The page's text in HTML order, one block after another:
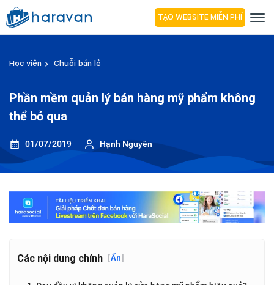
TẠO WEBSITE MIỄN PHÍ
Học viện Chuỗi bán lẻ
Phần mềm quản lý bán hàng mỹ phẩm không
thể bỏ qua
01/07/2019 Hạnh Nguyên
Các nội dung chính [Ẩn]